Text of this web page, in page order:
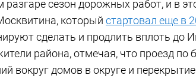
сезон дорожных работ, и в
который стартовал еще в
сделать и продлить вплоть до
района, отмечая, что проезд по
вокруг домов в округе и